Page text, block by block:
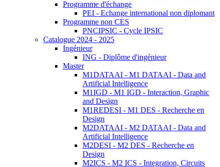
Programme d'échange
PEI - Echange international non diplomant
Programme non CES
PNCIPSIC - Cycle IPSIC
Catalogue 2024 - 2025
Ingénieur
ING - Diplôme d'ingénieur
Master
M1DATAAI - M1 DATAAI - Data and
Artificial Intelligence
M1IGD - M1 IGD - Interaction, Graphic
and Design
M1REDESI - M1 DES - Recherche en
Design
M2DATAAI - M2 DATAAI - Data and
Artificial Intelligence
M2DESI - M2 DES - Recherche en
Design
M2ICS - M2 ICS - Integration, Circuits